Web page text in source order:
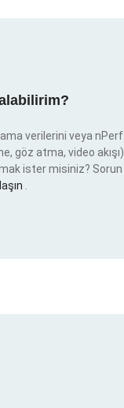
verilerini veya nPerf
göz atma, video akışı)
ister misiniz? Sorun